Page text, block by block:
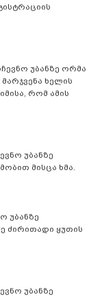
უბანზე ორმა
ხელის
რომ ამის
უბანზე
მისცა ხმა.
უბანზე
ძირითადი ყუთის
უბანზე